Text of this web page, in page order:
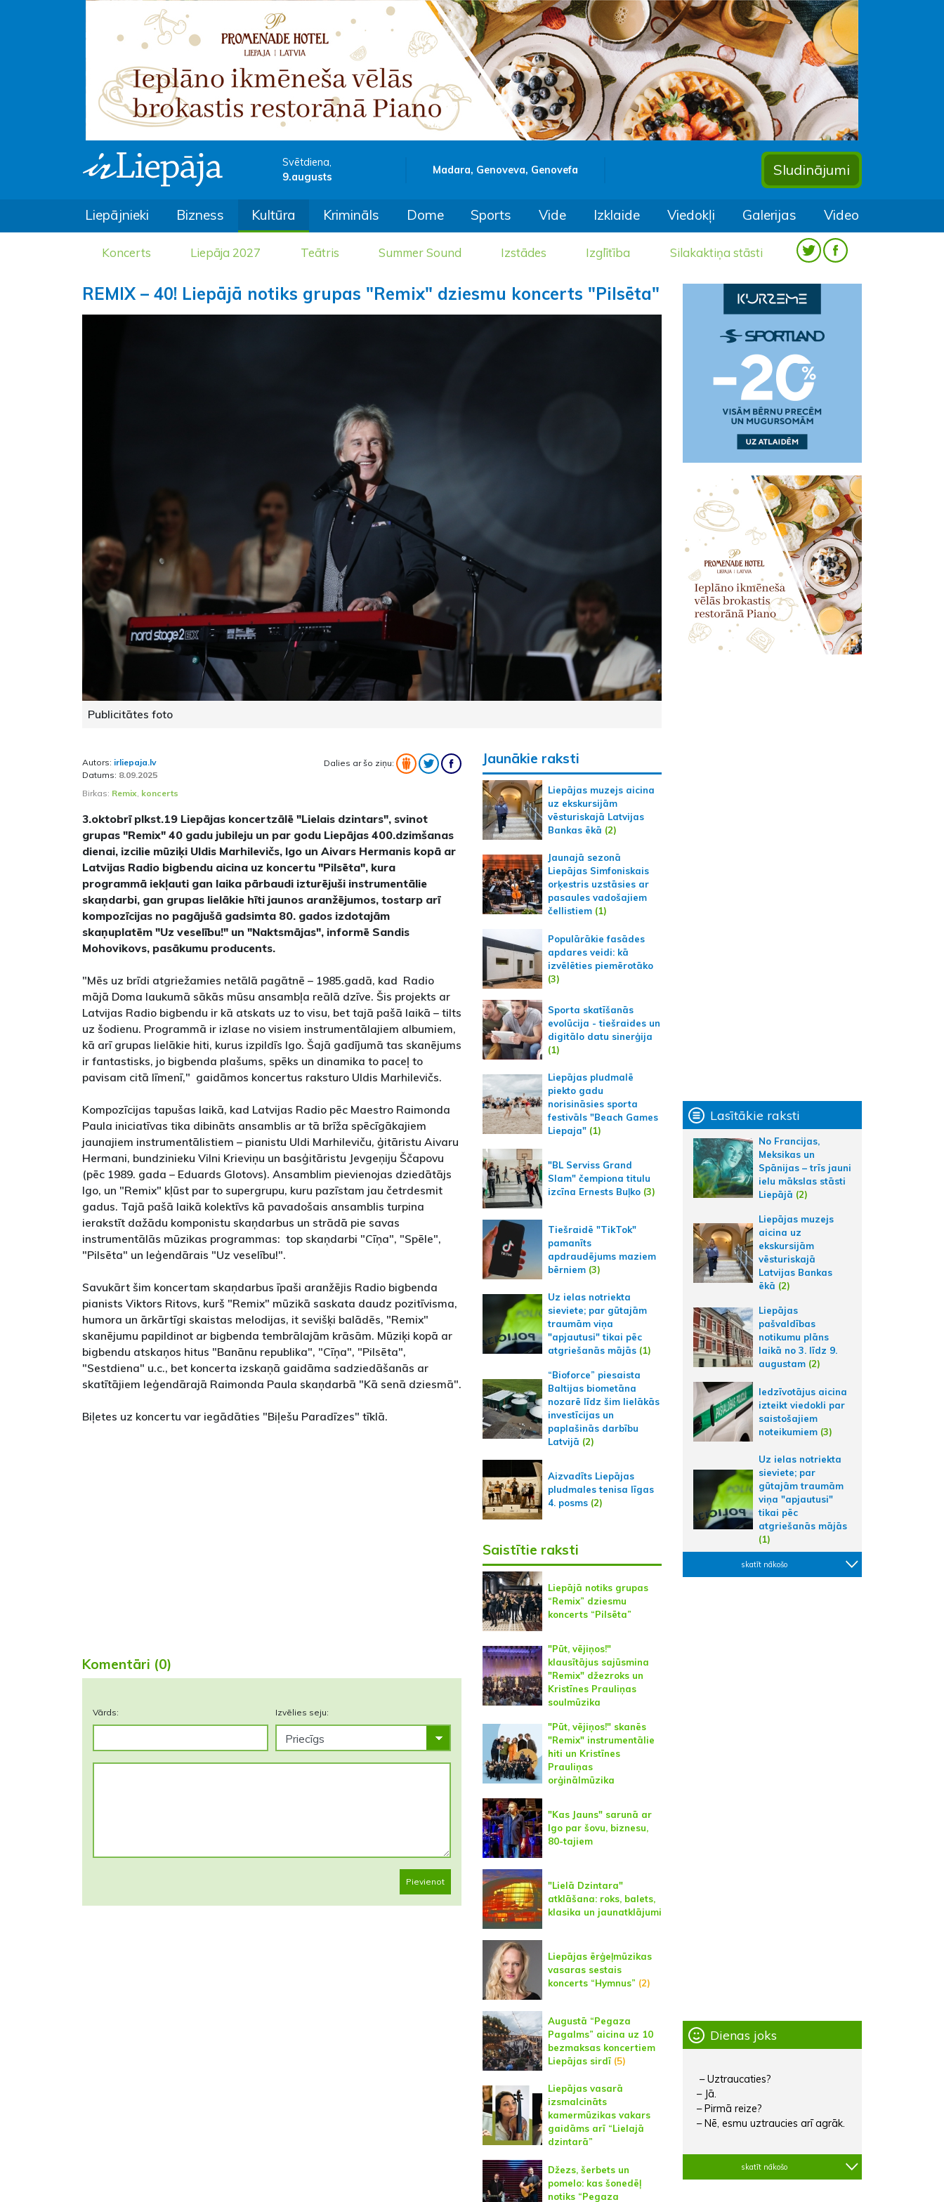
Svētdiena,
9.augusts
Madara, Genoveva, Genovefa Sludinājumi
Liepājnieki Bizness Kultūra Krimināls Dome Sports Vide Izklaide Viedokļi Galerijas Video
Koncerts Liepāja 2027 Teātris Summer Sound Izstādes Izglītība Silakaktiņa stāsti
REMIX – 40! Liepājā notiks grupas "Remix" dziesmu koncerts "Pilsēta"
Publicitātes foto
Autors: irliepaja.lv
Datums: 8.09.2025
Dalies ar šo ziņu:
Birkas: Remix, koncerts
3.oktobrī plkst.19 Liepājas koncertzālē "Lielais dzintars", svinot
grupas "Remix" 40 gadu jubileju un par godu Liepājas 400.dzimšanas
dienai, izcilie mūziķi Uldis Marhilevičs, Igo un Aivars Hermanis kopā ar
Latvijas Radio bigbendu aicina uz koncertu "Pilsēta", kura
programmā iekļauti gan laika pārbaudi izturējuši instrumentālie
skaņdarbi, gan grupas lielākie hīti jaunos aranžējumos, tostarp arī
kompozīcijas no pagājušā gadsimta 80. gados izdotajām
skaņuplatēm "Uz veselību!" un "Naktsmājas", informē Sandis
Mohovikovs, pasākumu producents.
"Mēs uz brīdi atgriežamies netālā pagātnē – 1985.gadā, kad Radio
mājā Doma laukumā sākās mūsu ansambļa reālā dzīve. Šis projekts ar
Latvijas Radio bigbendu ir kā atskats uz to visu, bet tajā pašā laikā – tilts
uz šodienu. Programmā ir izlase no visiem instrumentālajiem albumiem,
kā arī grupas lielākie hiti, kurus izpildīs Igo. Šajā gadījumā tas skanējums
ir fantastisks, jo bigbenda plašums, spēks un dinamika to paceļ to
pavisam citā līmenī," gaidāmos koncertus raksturo Uldis Marhilevičs.
Kompozīcijas tapušas laikā, kad Latvijas Radio pēc Maestro Raimonda
Paula iniciatīvas tika dibināts ansamblis ar tā brīža spēcīgākajiem
jaunajiem instrumentālistiem – pianistu Uldi Marhileviču, ģitāristu Aivaru
Hermani, bundzinieku Vilni Krieviņu un basģitāristu Jevgeņiju Ščapovu
(pēc 1989. gada – Eduards Glotovs). Ansamblim pievienojas dziedātājs
Igo, un "Remix" kļūst par to supergrupu, kuru pazīstam jau četrdesmit
gadus. Tajā pašā laikā kolektīvs kā pavadošais ansamblis turpina
ierakstīt dažādu komponistu skaņdarbus un strādā pie savas
instrumentālās mūzikas programmas: top skaņdarbi "Cīņa", "Spēle",
"Pilsēta" un leģendārais "Uz veselību!".
Savukārt šim koncertam skaņdarbus īpaši aranžējis Radio bigbenda
pianists Viktors Ritovs, kurš "Remix" mūzikā saskata daudz pozitīvisma,
humora un ārkārtīgi skaistas melodijas, it sevišķi balādēs, "Remix"
skanējumu papildinot ar bigbenda tembrālajām krāsām. Mūziķi kopā ar
bigbendu atskaņos hitus "Banānu republika", "Cīņa", "Pilsēta",
"Sestdiena" u.c., bet koncerta izskaņā gaidāma sadziedāšanās ar
skatītājiem leģendārajā Raimonda Paula skaņdarbā "Kā senā dziesmā".
Biļetes uz koncertu var iegādāties "Biļešu Paradīzes" tīklā.
Komentāri (0)
Vārds: Izvēlies seju:
Pievienot
Jaunākie raksti
Liepājas muzejs aicina
uz ekskursijām
vēsturiskajā Latvijas
Bankas ēkā (2)
Jaunajā sezonā
Liepājas Simfoniskais
orķestris uzstāsies ar
pasaules vadošajiem
čellistiem(1)
Populārākie fasādes
apdares veidi: kā
izvēlēties piemērotāko
(3)
Sporta skatīšanās
evolūcija - tiešraides un
digitālo datu sinerģija
(1)
Liepājas pludmalē
piekto gadu
norisināsies sporta
festivāls "Beach Games
Liepaja"(1)
"BL Serviss Grand
Slam" čempiona titulu
izcīna Ernests Buļko(3)
Tiešraidē "TikTok"
pamanīts
apdraudējums maziem
bērniem(3)
Uz ielas notriekta
sieviete; par gūtajām
traumām viņa
"apjautusi" tikai pēc
atgriešanās mājās(1)
“Bioforce” piesaista
Baltijas biometāna
nozarē līdz šim lielākās
investīcijas un
paplašinās darbību
Latvijā (2)
Aizvadīts Liepājas
pludmales tenisa līgas
4. posms(2)
Saistītie raksti
Liepājā notiks grupas
“Remix” dziesmu
koncerts “Pilsēta”
"Pūt, vējiņos!"
klausītājus sajūsmina
"Remix" džezroks un
Kristīnes Prauliņas
soulmūzika
"Pūt, vējiņos!" skanēs
"Remix" instrumentālie
hiti un Kristīnes
Prauliņas
orģinālmūzika
"Kas Jauns" sarunā ar
Igo par šovu, biznesu,
80-tajiem
"Lielā Dzintara"
atklāšana: roks, balets,
klasika un jaunatklājumi
Liepājas ērģeļmūzikas
vasaras sestais
koncerts “Hymnus” (2)
Augustā “Pegaza
Pagalms” aicina uz 10
bezmaksas koncertiem
Liepājas sirdī(5)
Liepājas vasarā
izsmalcināts
kamermūzikas vakars
gaidāms arī “Lielajā
dzintarā”
Džezs, šerbets un
pomelo: kas šonedēļ
notiks “Pegaza
Lasītākie raksti
No Francijas,
Meksikas un
Spānijas – trīs jauni
ielu mākslas stāsti
Liepājā (2)
Liepājas muzejs
aicina uz
ekskursijām
vēsturiskajā
Latvijas Bankas
ēkā (2)
Liepājas
pašvaldības
notikumu plāns
laikā no 3. līdz 9.
augustam (2)
Iedzīvotājus aicina
izteikt viedokli par
saistošajiem
noteikumiem (3)
Uz ielas notriekta
sieviete; par
gūtajām traumām
viņa "apjautusi"
tikai pēc
atgriešanās mājās
(1)
skatīt nākošo
Dienas joks
– Uztraucaties?
– Jā.
– Pirmā reize?
– Nē, esmu uztraucies arī agrāk.
skatīt nākošo